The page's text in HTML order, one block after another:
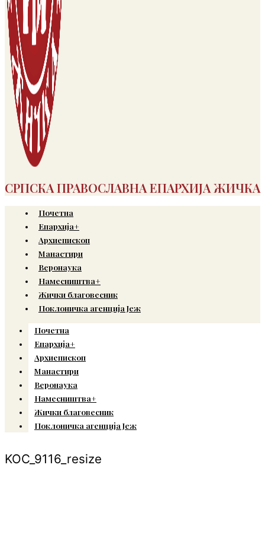
СРПСКА ПРАВОСЛАВНА ЕПАРХИЈА ЖИЧКА
Почетна
Епархија+
Архиепископ
Манастири
Веронаука
Намесништва+
Жички благовесник
Поклоничка агенција Јеж
Почетна
Епархија+
Архиепископ
Манастири
Веронаука
Намесништва+
Жички благовесник
Поклоничка агенција Јеж
KOC_9116_resize